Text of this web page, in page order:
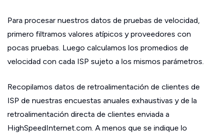
Para procesar nuestros datos de pruebas de velocidad,
primero filtramos valores atípicos y proveedores con
pocas pruebas. Luego calculamos los promedios de
velocidad con cada ISP sujeto a los mismos parámetros.
Recopilamos datos de retroalimentación de clientes de
ISP de nuestras encuestas anuales exhaustivas y de la
retroalimentación directa de clientes enviada a
HighSpeedInternet.com. A menos que se indique lo